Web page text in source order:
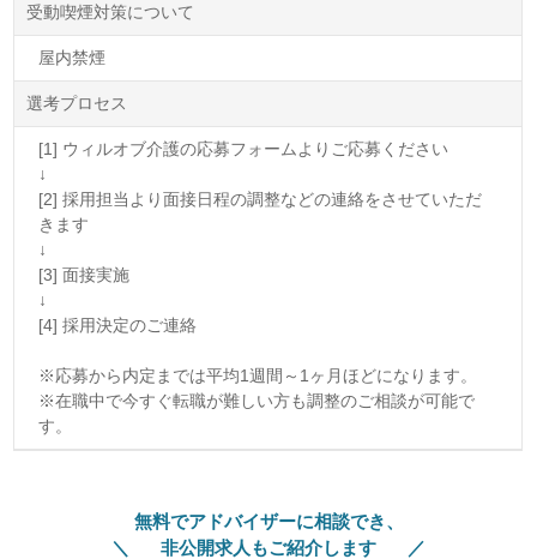
受動喫煙対策について
屋内禁煙
選考プロセス
[1] ウィルオブ介護の応募フォームよりご応募ください
↓
[2] 採用担当より面接日程の調整などの連絡をさせていただ
きます
↓
[3] 面接実施
↓
[4] 採用決定のご連絡
※応募から内定までは平均1週間～1ヶ月ほどになります。
※在職中で今すぐ転職が難しい方も調整のご相談が可能で
す。
無料でアドバイザーに相談でき、
非公開求人もご紹介します